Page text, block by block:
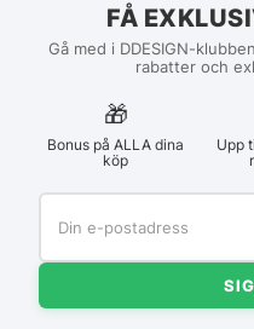
FÅ
Gå med i DDESIGN-
rabatter och
🎁
Bonus på ALLA dina
köp
Upp